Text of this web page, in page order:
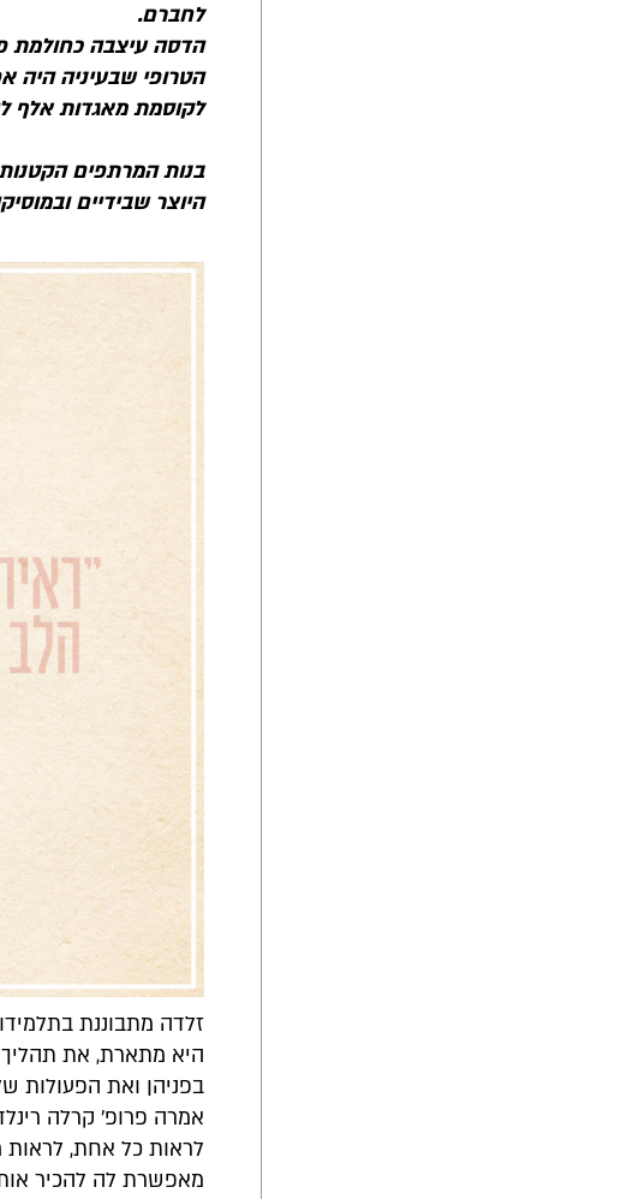
לחברם.
הדסה עיצבה כחולמת
הטרופי שבעיניה
לקוסמת מאגדות אלף
בנות המרתפים
היוצר שבידיים
זלדה מתבוננת
היא מתארת, את
בפניהן ואת הפעולות
אמרה פרופ' קרלה
לראות כל אחת, לראות
מאפשרת לה להכיר